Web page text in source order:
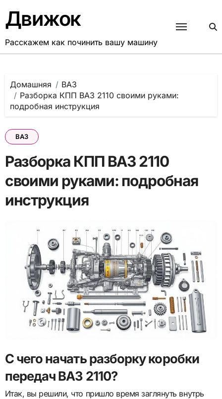
содержанию
Движок
Расскажем как починить вашу машину
Домашняя
ВАЗ
Разборка КПП ВАЗ 2110 своими руками:
подробная инструкция
ВАЗ
Разборка КПП ВАЗ 2110
своими руками: подробная
инструкция
С чего начать разборку коробки
передач ВАЗ 2110?
Итак, вы решили, что пришло время заглянуть внутрь